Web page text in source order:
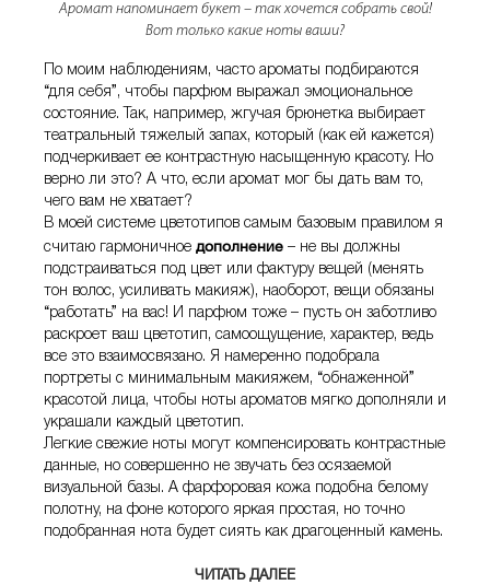
Аромат напоминает букет – так хочется собрать свой!
Вот только какие ноты ваши?
По моим наблюдениям, часто ароматы подбираются
“для себя”, чтобы парфюм выражал эмоциональное
состояние. Так, например, жгучая брюнетка выбирает
театральный тяжелый запах, который (как ей кажется)
подчеркивает ее контрастную насыщенную красоту. Но
верно ли это? А что, если аромат мог бы дать вам то,
чего вам не хватает?
В моей системе цветотипов самым базовым правилом я
считаю гармоничное дополнение – не вы должны
подстраиваться под цвет или фактуру вещей (менять
тон волос, усиливать макияж), наоборот, вещи обязаны
“работать” на вас! И парфюм тоже – пусть он заботливо
раскроет ваш цветотип, самоощущение, характер, ведь
все это взаимосвязано. Я намеренно подобрала
портреты с минимальным макияжем, “обнаженной”
красотой лица, чтобы ноты ароматов мягко дополняли и
украшали каждый цветотип.
Легкие свежие ноты могут компенсировать контрастные
данные, но совершенно не звучать без осязаемой
визуальной базы. А фарфоровая кожа подобна белому
полотну, на фоне которого яркая простая, но точно
подобранная нота будет сиять как драгоценный камень.
ЧИТАТЬ ДАЛЕЕ